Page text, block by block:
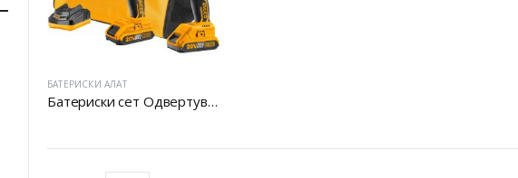
БАТЕРИСКИ АЛАТ
Батериски сет Одвертувач и Бормашина 20V